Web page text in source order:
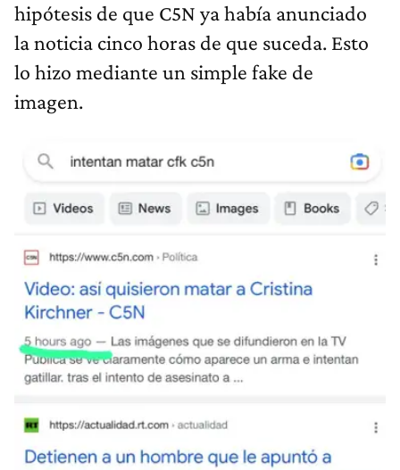
hipótesis de que C5N ya había anunciado
la noticia cinco horas de que suceda. Esto
lo hizo mediante un simple fake de
imagen.